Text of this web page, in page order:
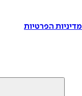
הפרטיות